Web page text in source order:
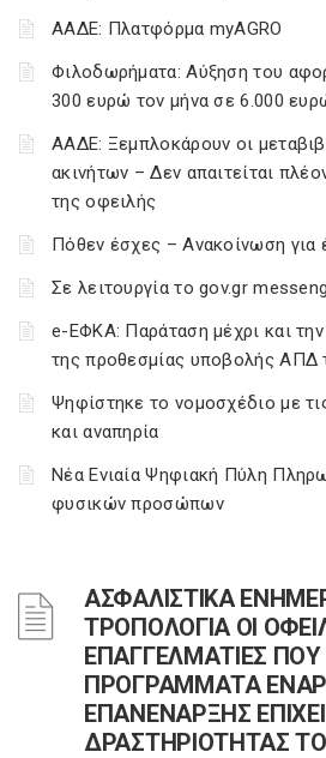
ΑΑΔΕ: Πλατφόρμα myAGRO
Φιλοδωρήματα: Αύξηση του
300 ευρώ τον μήνα σε 6.000
ΑΑΔΕ: Ξεμπλοκάρουν οι
ακινήτων – Δεν απαιτείται
της οφειλής
Πόθεν έσχες – Ανακοίνωση για
Σε λειτουργία το gov.gr
e-ΕΦΚΑ: Παράταση μέχρι και
της προθεσμίας υποβολής
Ψηφίστηκε το νομοσχέδιο με
και αναπηρία
Νέα Ενιαία Ψηφιακή Πύλη
φυσικών προσώπων
ΑΣΦΑΛΙΣΤΙΚΑ
ΤΡΟΠΟΛΟΓΙΑ ΟΙ
ΕΠΑΓΓΕΛΜΑΤΙΕΣ
ΠΡΟΓΡΑΜΜΑΤΑ
ΕΠΑΝΕΝΑΡΞΗΣ
ΔΡΑΣΤΗΡΙΟΤΗΤΑΣ